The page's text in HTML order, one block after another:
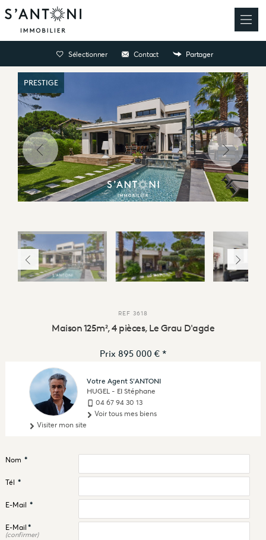
Sélectionner Contact Partager
PRESTIGE
REF 3618
Maison 125m², 4 pièces, Le Grau D'agde
Prix895 000 € *
Votre Agent S'ANTONI
HUGEL - EI Stéphane
04 67 94 30 13
Voir tous mes biens
Visiter mon site
Nom *
Tél *
E-Mail *
E-Mail *
(confirmer)